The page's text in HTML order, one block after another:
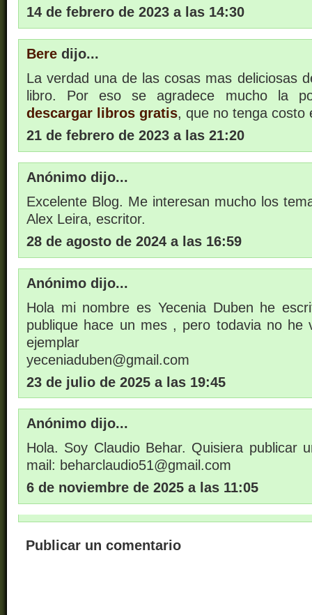
14 de febrero de 2023 a las 14:30
Bere dijo...
La verdad una de las cosas mas deliciosas
libro. Por eso se agradece mucho la
descargar libros gratis, que no tenga costo
21 de febrero de 2023 a las 21:20
Anónimo dijo...
Excelente Blog. Me interesan mucho los
Alex Leira, escritor.
28 de agosto de 2024 a las 16:59
Anónimo dijo...
Hola mi nombre es Yecenia Duben he
publique hace un mes , pero todavia no he
ejemplar
yeceniaduben@gmail.com
23 de julio de 2025 a las 19:45
Anónimo dijo...
Hola. Soy Claudio Behar. Quisiera publicar
mail: beharclaudio51@gmail.com
6 de noviembre de 2025 a las 11:05
Publicar un comentario